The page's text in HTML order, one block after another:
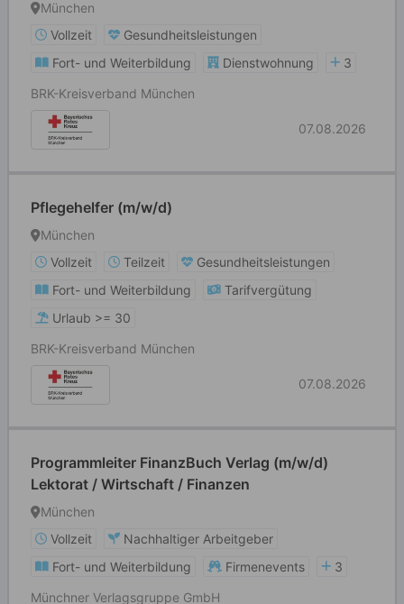
München
Vollzeit
Gesundheitsleistungen
Fort- und Weiterbildung
Dienstwohnung
3
BRK-Kreisverband München
07.08.2026
Pflegehelfer (m/w/d)
München
Vollzeit
Teilzeit
Gesundheitsleistungen
Fort- und Weiterbildung
Tarifvergütung
Urlaub >= 30
BRK-Kreisverband München
07.08.2026
Programmleiter FinanzBuch Verlag (m/w/d)
Lektorat / Wirtschaft / Finanzen
München
Vollzeit
Nachhaltiger Arbeitgeber
Fort- und Weiterbildung
Firmenevents
3
Münchner Verlagsgruppe GmbH